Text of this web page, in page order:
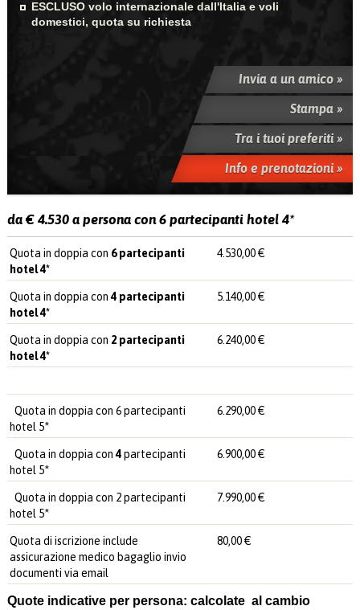
ESCLUSO volo internazionale dall'Italia e voli
domestici, quota su richiesta
Invia a un amico »
Stampa »
Tra i tuoi preferiti »
Info e prenotazioni »
da € 4.530 a persona con 6 partecipanti hotel 4*
Quota in doppia con 6 partecipanti
hotel 4*
4.530,00 €
Quota in doppia con4 partecipanti
hotel 4*
5.140,00 €
Quota in doppia con 2 partecipanti
hotel 4*
6.240,00 €
Quota in doppia con 6 partecipanti
hotel 5*
6.290,00 €
Quota in doppia con4partecipanti
hotel 5*
6.900,00 €
Quota in doppia con 2 partecipanti
hotel 5*
7.990,00 €
Quota di iscrizione include
assicurazione medico bagaglio invio
documenti via email
80,00 €
Quote indicative per persona: calcolate al cambio